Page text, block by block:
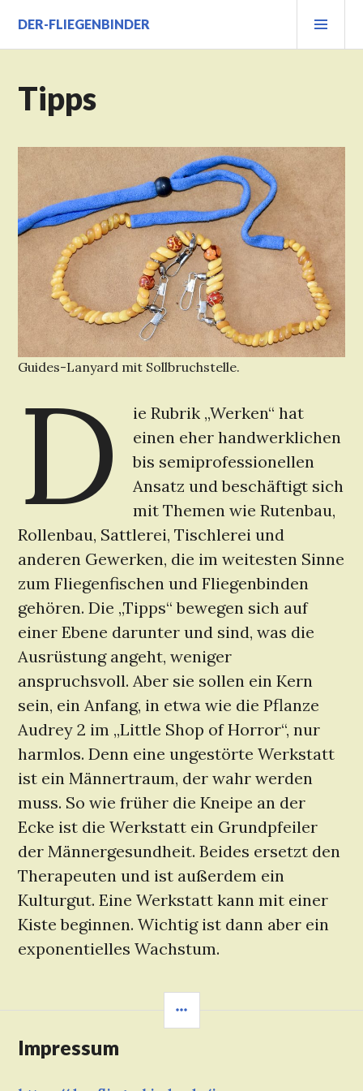
Inhalt
springen
DER-FLIEGENBINDER
Tipps
Guides-Lanyard mit Sollbruchstelle.
D
ie Rubrik „Werken“ hat
einen eher handwerklichen
bis semiprofessionellen
Ansatz und beschäftigt sich
mit Themen wie Rutenbau,
Rollenbau, Sattlerei, Tischlerei und
anderen Gewerken, die im weitesten Sinne
zum Fliegenfischen und Fliegenbinden
gehören. Die „Tipps“ bewegen sich auf
einer Ebene darunter und sind, was die
Ausrüstung angeht, weniger
anspruchsvoll. Aber sie sollen ein Kern
sein, ein Anfang, in etwa wie die Pflanze
Audrey 2 im „Little Shop of Horror“, nur
harmlos. Denn eine ungestörte Werkstatt
ist ein Männertraum, der wahr werden
muss. So wie früher die Kneipe an der
Ecke ist die Werkstatt ein Grundpfeiler
der Männergesundheit. Beides ersetzt den
Therapeuten und ist außerdem ein
Kulturgut. Eine Werkstatt kann mit einer
Kiste beginnen. Wichtig ist dann aber ein
exponentielles Wachstum.
Impressum